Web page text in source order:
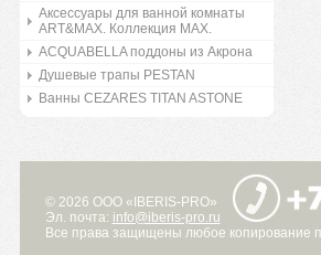
Аксессуары для ванной комнаты
ART&MAX. Коллекция MAX.
ACQUABELLA поддоны из Акрона
Душевые трапы PESTAN
Ванны CEZARES TITAN ASTONE
© 2026 ООО «IBERIS-PRO»
Эл. почта: info@iberis-pro.ru
Все права защищены любое копирование